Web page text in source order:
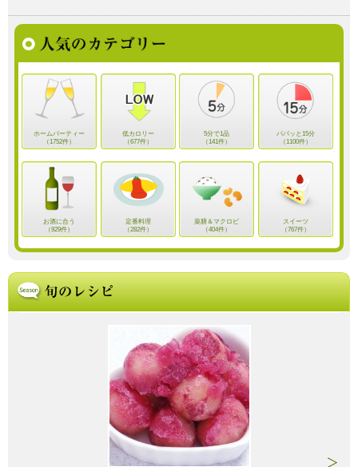
ホームパーティー
（1752件）
低カロリー
（677件）
5分で1品
（141件）
パパッと15分
（1100件）
お酒に合う
（929件）
定番料理
（282件）
薬膳＆マクロビ
（404件）
スイーツ
（767件）